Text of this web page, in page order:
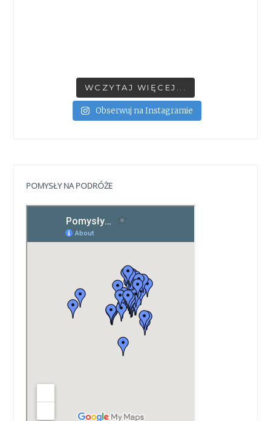
WCZYTAJ WIĘCEJ...
Obserwuj na Instagramie
POMYSŁY NA PODRÓŻE